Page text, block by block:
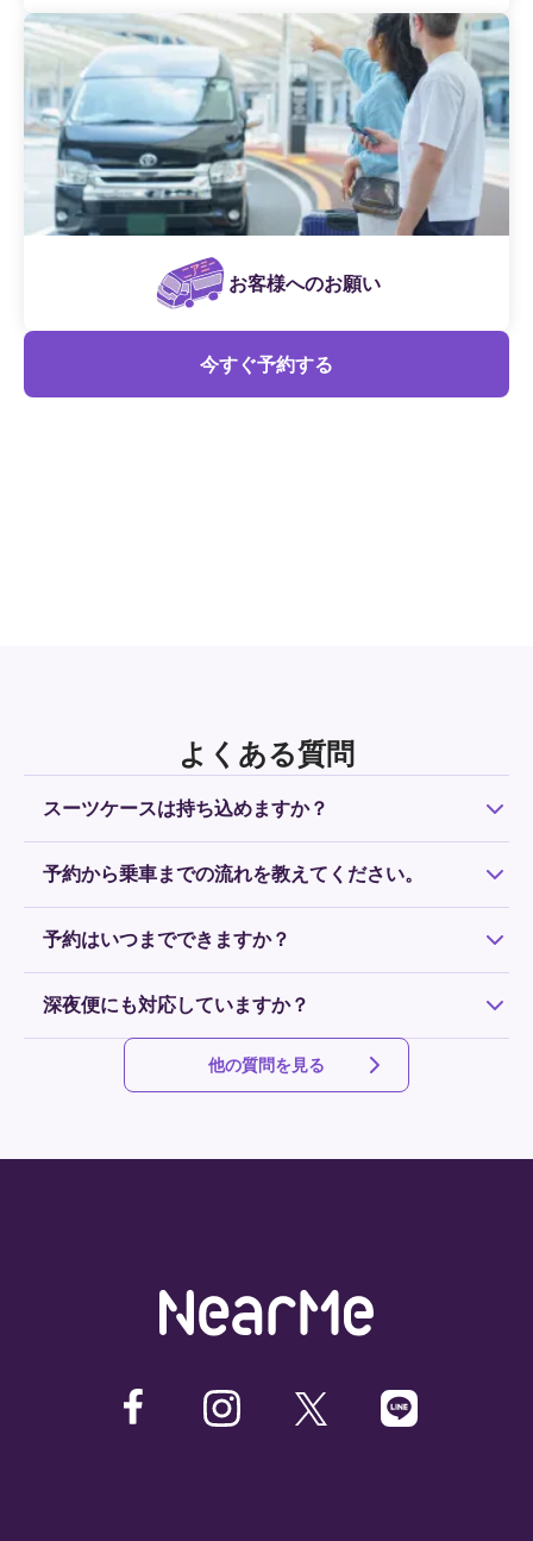
お客様へのお願い
今すぐ予約する
よくある質問
スーツケースは持ち込めますか？
予約から乗車までの流れを教えてください。
たら、出発時間までに指定の場所でご乗車ください。予約
から乗車までの流れを詳しく解説した動画はこちらからご
覧いただけます。
予約はいつまでできますか？
深夜便にも対応していますか？
はい、ニアミーは24時間運行します。
他の質問を見る